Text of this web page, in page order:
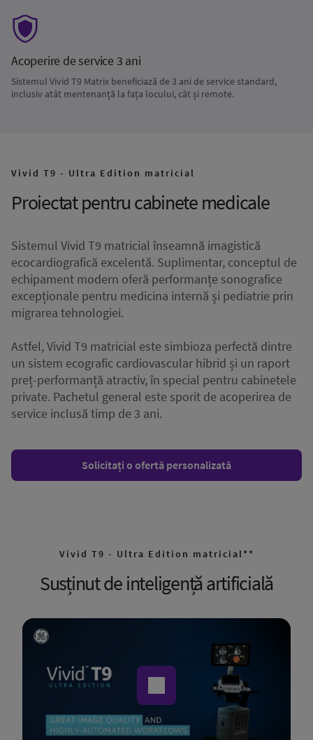
Acoperire de service 3 ani
Sistemul Vivid T9 Matrix beneficiază de 3 ani de service standard,
inclusiv atât mentenanță la fața locului, cât și remote.
Vivid T9 - Ultra Edition matricial
Proiectat pentru cabinete medicale
Sistemul Vivid T9 matricial înseamnă imagistică
ecocardiografică excelentă. Suplimentar, conceptul de
echipament modern oferă performanțe sonografice
excepționale pentru medicina internă și pediatrie prin
migrarea tehnologiei.
Astfel, Vivid T9 matricial este simbioza perfectă dintre
un sistem ecografic cardiovascular hibrid și un raport
preț-performanță atractiv, în special pentru cabinetele
private. Pachetul general este sporit de acoperirea de
service inclusă timp de 3 ani.
Solicitați o ofertă personalizată
Vivid T9 - Ultra Edition matricial**
Susținut de inteligență artificială